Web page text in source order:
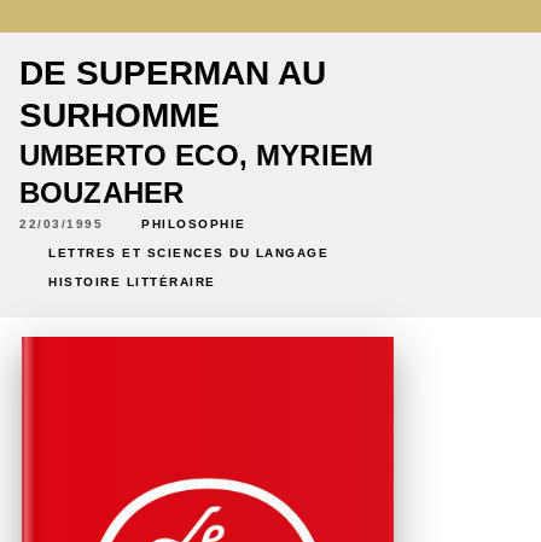
DE SUPERMAN AU
SURHOMME
UMBERTO ECO, MYRIEM
BOUZAHER
22/03/1995 PHILOSOPHIE
LETTRES ET SCIENCES DU LANGAGE
HISTOIRE LITTÉRAIRE